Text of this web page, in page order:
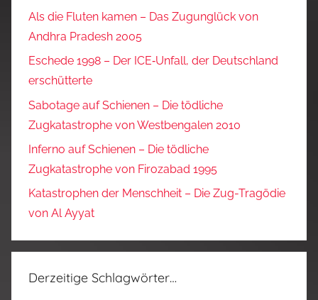
Als die Fluten kamen – Das Zugunglück von
Andhra Pradesh 2005
Eschede 1998 – Der ICE‑Unfall, der Deutschland
erschütterte
Sabotage auf Schienen – Die tödliche
Zugkatastrophe von Westbengalen 2010
Inferno auf Schienen – Die tödliche
Zugkatastrophe von Firozabad 1995
Katastrophen der Menschheit – Die Zug-Tragödie
von Al Ayyat
Derzeitige Schlagwörter…